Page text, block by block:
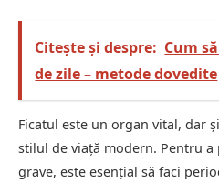
Citește și despre: Cum
de zile – metode dovedite
Ficatul este un organ vital, dar
stilul de viață modern. Pentru
grave, este esențial să faci